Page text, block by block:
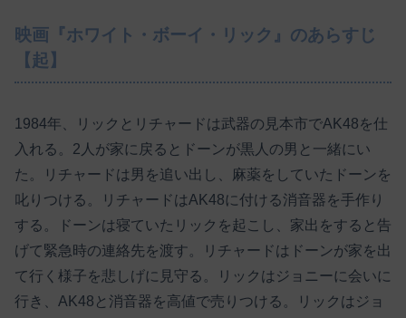
映画『ホワイト・ボーイ・リック』のあらすじ
【起】
1984年、リックとリチャードは武器の見本市でAK48を仕
入れる。2人が家に戻るとドーンが黒人の男と一緒にい
た。リチャードは男を追い出し、麻薬をしていたドーンを
叱りつける。リチャードはAK48に付ける消音器を手作り
する。ドーンは寝ていたリックを起こし、家出をすると告
げて緊急時の連絡先を渡す。リチャードはドーンが家を出
て行く様子を悲しげに見守る。リックはジョニーに会いに
行き、AK48と消音器を高値で売りつける。リックはジョ